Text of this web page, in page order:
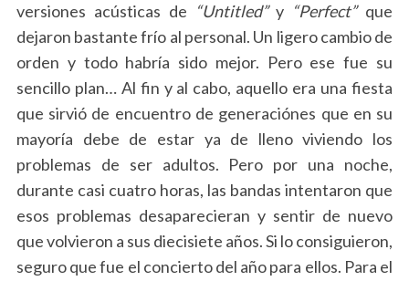
versiones acústicas de “Untitled”y “Perfect”que
dejaron bastante frío al personal. Un ligero cambio de
orden y todo habría sido mejor. Pero ese fue su
sencillo plan… Al fin y al cabo, aquello era una fiesta
que sirvió de encuentro de generaciónes que en su
mayoría debe de estar ya de lleno viviendo los
problemas de ser adultos. Pero por una noche,
durante casi cuatro horas, las bandas intentaron que
esos problemas desaparecieran y sentir de nuevo
que volvieron a sus diecisiete años. Si lo consiguieron,
seguro que fue el concierto del año para ellos. Para el